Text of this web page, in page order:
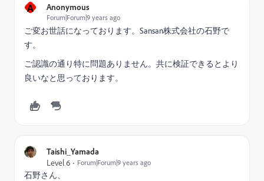
A Anonymous
Forum|Forum|9 years ago
ご変お世話になっております。Sansan株式会社の石野で
す。
ご認識の通り特に問題ありません。共に検証できるとより
良いなと思っております。
Taishi_Yamada
Level 6
Forum|Forum|9 years ago
石野さん、